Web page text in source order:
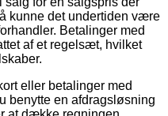
kunne det undertiden være
Betalinger med
af et regelsæt, hvilket
eller betalinger med
benytte en afdragsløsning